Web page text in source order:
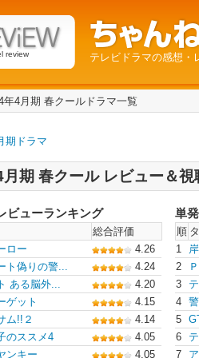
review テレビドラマの感想・
4月期 春クールドラマ一覧
期ドラマ
期 春クール レビュー＆
ビューランキング
総合評価
ロー
4.26
ト偽りの警...
4.24
ある脳外...
4.20
ゲット
4.15
ム!!２
4.14
のススメ4
4.05
ンキー
4.05
単
順
1
2
3
4
5
6
7